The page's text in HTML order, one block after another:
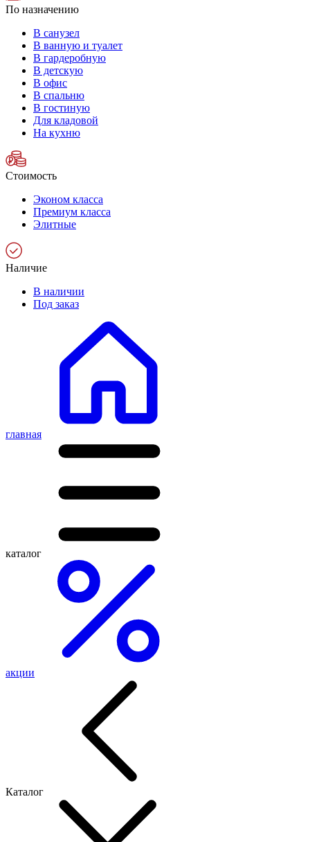
По назначению
В санузел
В ванную и туалет
В гардеробную
В детскую
В офис
В спальню
В гостиную
Для кладовой
На кухню
Стоимость
Эконом класса
Премиум класса
Элитные
Наличие
В наличии
Под заказ
главная
каталог
акции
Каталог